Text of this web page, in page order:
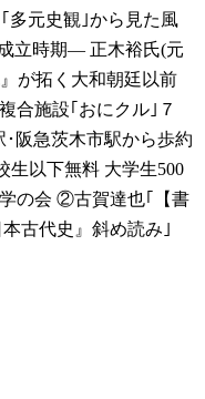
元史観｣から見た風
立時期― 正木裕氏(元
が拓く大和朝廷以前
合施設｢おにクル｣７
阪急茨木市駅から歩約
生以下無料 大学生500
の会 ②古賀達也｢【書
古代史』斜め読み｣